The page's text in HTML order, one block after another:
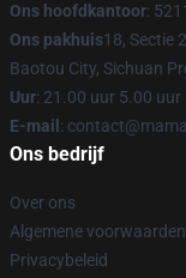
Ons hoofdkantoor:
Ons pakhuis18, Sectie
Baotou City, Sichuan
Uur: 21.00 uur 5.00 uur
E-mail :
Ons bedrijf
Over ons
Algemene voorwaarden
Privacybeleid